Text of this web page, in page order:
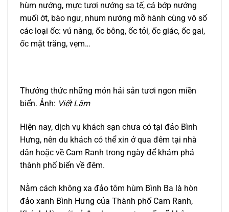
hùm nướng, mực tươi nướng sa tế, cá bớp nướng
muối ớt, bào ngư, nhum nướng mỡ hành cùng vô số
các loại ốc: vú nàng, ốc bông, ốc tỏi, ốc giác, ốc gai,
ốc mặt trăng, vẹm…
Thưởng thức những món hải sản tươi ngon miền
biển. Ảnh: Viết Lãm
Hiện nay, dịch vụ khách sạn chưa có tại đảo Bình
Hưng, nên du khách có thể xin ở qua đêm tại nhà
dân hoặc về Cam Ranh trong ngày để khám phá
thành phố biển về đêm.
Nằm cách không xa đảo tôm hùm Bình Ba là hòn
đảo xanh Bình Hưng của Thành phố Cam Ranh,